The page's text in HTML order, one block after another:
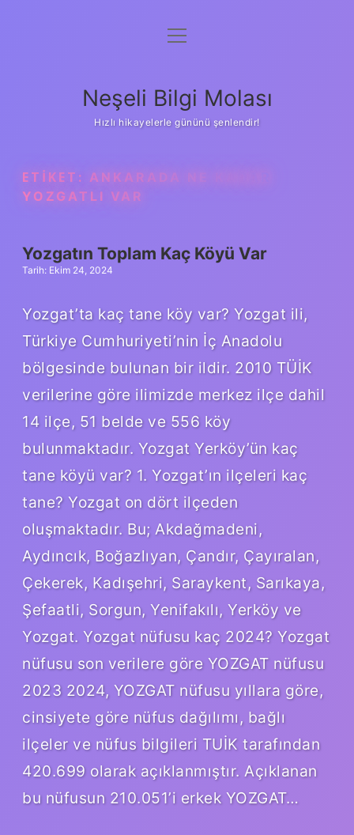
Anasayfa
Yasal Uyarı
menüyü
Neşeli Bilgi Molası
Hızlı hikayelerle gününü şenlendir!
ETIKET: ANKARADA NE KADAR
YOZGATLI VAR
Yozgatın Toplam Kaç Köyü Var
Tarih: Ekim 24, 2024
Yozgat’ta kaç tane köy var? Yozgat ili,
Türkiye Cumhuriyeti’nin İç Anadolu
bölgesinde bulunan bir ildir. 2010 TÜİK
verilerine göre ilimizde merkez ilçe dahil
14 ilçe, 51 belde ve 556 köy
bulunmaktadır. Yozgat Yerköy’ün kaç
tane köyü var? 1. Yozgat’ın ilçeleri kaç
tane? Yozgat on dört ilçeden
oluşmaktadır. Bu; Akdağmadeni,
Aydıncık, Boğazlıyan, Çandır, Çayıralan,
Çekerek, Kadışehri, Saraykent, Sarıkaya,
Şefaatli, Sorgun, Yenifakılı, Yerköy ve
Yozgat. Yozgat nüfusu kaç 2024? Yozgat
nüfusu son verilere göre YOZGAT nüfusu
2023 2024, YOZGAT nüfusu yıllara göre,
cinsiyete göre nüfus dağılımı, bağlı
ilçeler ve nüfus bilgileri TUİK tarafından
420.699 olarak açıklanmıştır. Açıklanan
bu nüfusun 210.051’i erkek YOZGAT…